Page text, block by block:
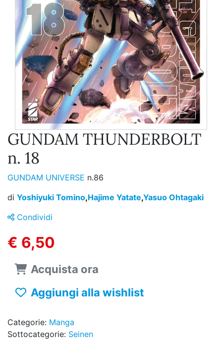
GUNDAM THUNDERBOLT
n. 18
GUNDAM UNIVERSE n.86
di Yoshiyuki Tomino,Hajime Yatate,Yasuo Ohtagaki
Condividi
€ 6,50
Acquista ora
Aggiungi alla wishlist
Categorie: Manga
Sottocategorie: Seinen